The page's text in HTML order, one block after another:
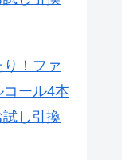
り！ファ
ール4本
し引換